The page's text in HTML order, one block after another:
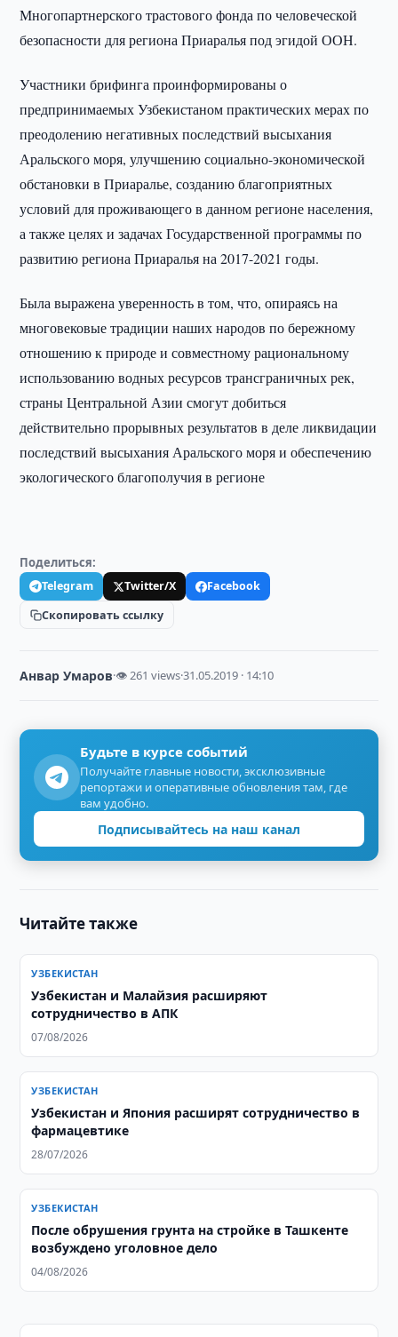
Многопартнерского трастового фонда по человеческой
безопасности для региона Приаралья под эгидой ООН.
Участники брифинга проинформированы о
предпринимаемых Узбекистаном практических мерах по
преодолению негативных последствий высыхания
Аральского моря, улучшению социально-экономической
обстановки в Приаралье, созданию благоприятных
условий для проживающего в данном регионе населения,
а также целях и задачах Государственной программы по
развитию региона Приаралья на 2017-2021 годы.
Была выражена уверенность в том, что, опираясь на
многовековые традиции наших народов по бережному
отношению к природе и совместному рациональному
использованию водных ресурсов трансграничных рек,
страны Центральной Азии смогут добиться
действительно прорывных результатов в деле ликвидации
последствий высыхания Аральского моря и обеспечению
экологического благополучия в регионе
Поделиться:
Telegram Twitter/X
Facebook
Скопировать ссылку
Анвар Умаров·👁 261 views·31.05.2019 · 14:10
Будьте в курсе событий
Получайте главные новости, эксклюзивные
репортажи и оперативные обновления там, где
вам удобно.
Подписывайтесь на наш канал
Читайте также
УЗБЕКИСТАН
Узбекистан и Малайзия расширяют
сотрудничество в АПК
07/08/2026
УЗБЕКИСТАН
Узбекистан и Япония расширят сотрудничество в
фармацевтике
28/07/2026
УЗБЕКИСТАН
После обрушения грунта на стройке в Ташкенте
возбуждено уголовное дело
04/08/2026